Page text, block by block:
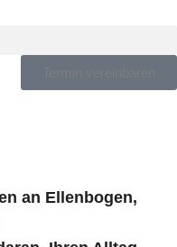
an Ellenbogen,